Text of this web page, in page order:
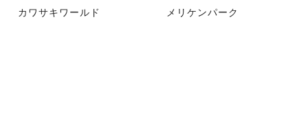
カワサキワールド メリケンパーク